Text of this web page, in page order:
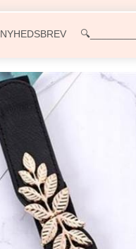
NYHEDSBREV 🔍_________